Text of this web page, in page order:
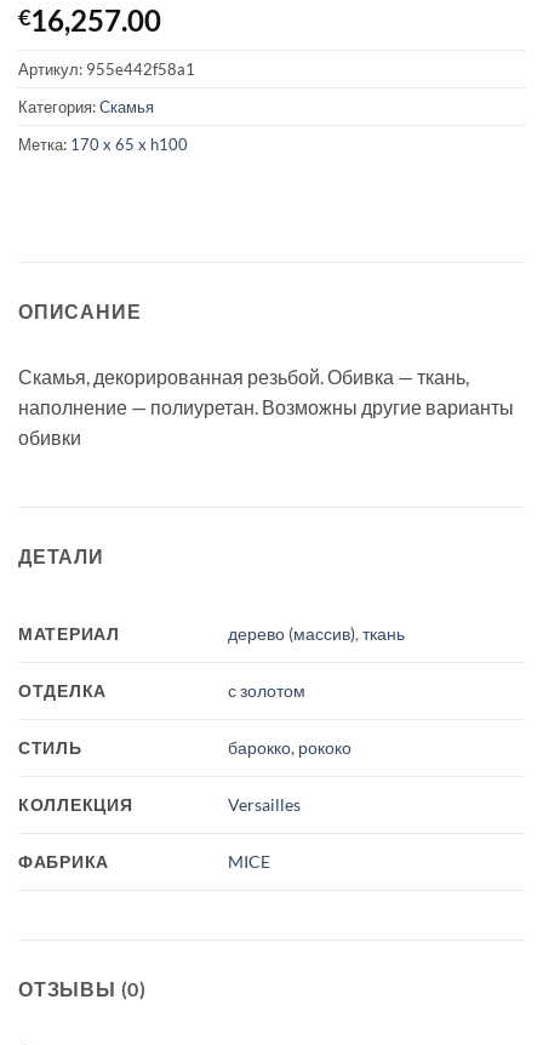
€16,257.00
Артикул: 955e442f58a1
Категория:Скамья
Метка: 170 x 65 x h100
ОПИСАНИЕ
Скамья, декорированная резьбой. Обивка — ткань,
наполнение — полиуретан. Возможны другие варианты
обивки
ДЕТАЛИ
МАТЕРИАЛ дерево (массив),ткань
ОТДЕЛКА с золотом
СТИЛЬ барокко, рококо
КОЛЛЕКЦИЯ Versailles
ФАБРИКА MICE
ОТЗЫВЫ (0)